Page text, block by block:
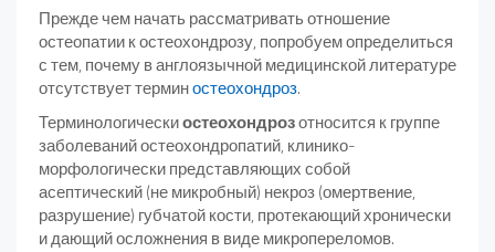
Прежде чем начать рассматривать отношение
остеопатии к остеохондрозу, попробуем определиться
с тем, почему в англоязычной медицинской литературе
отсутствует терминостеохондроз.
Терминологическиостеохондрозотносится к группе
заболеваний остеохондропатий, клинико-
морфологически представляющих собой
асептический (не микробный) некроз (омертвение,
разрушение) губчатой кости, протекающий хронически
и дающий осложнения в виде микропереломов.